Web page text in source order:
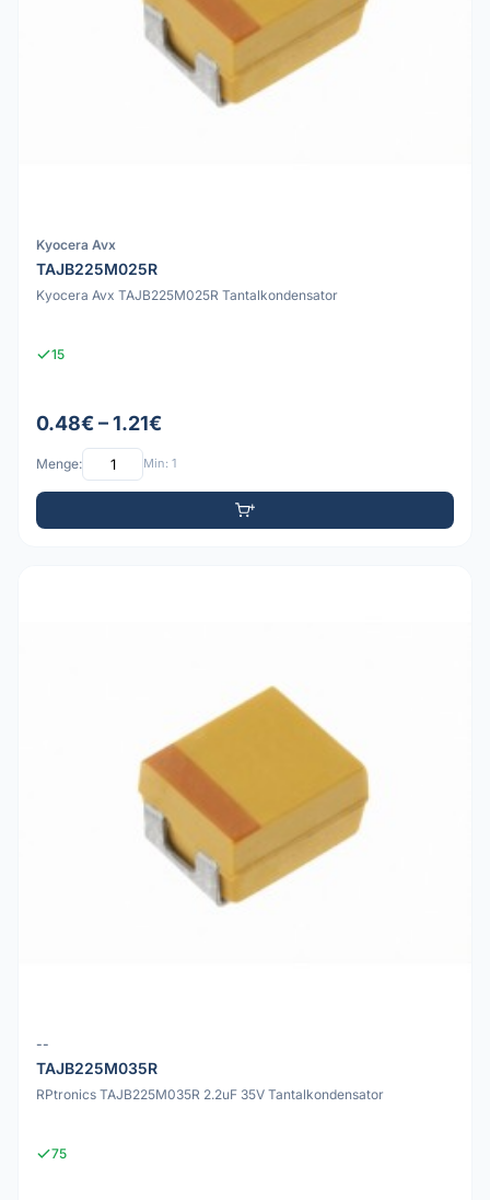
Kyocera Avx
TAJB225M025R
Kyocera Avx TAJB225M025R Tantalkondensator
15
0.48€ – 1.21€
Menge: Min: 1
--
TAJB225M035R
RPtronics TAJB225M035R 2.2uF 35V Tantalkondensator
75